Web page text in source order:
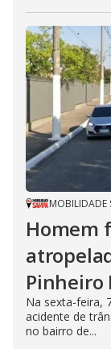
MOBILIDADE
Homem
Pinheiro
Na sexta-feira,
acidente de
no bairro de...